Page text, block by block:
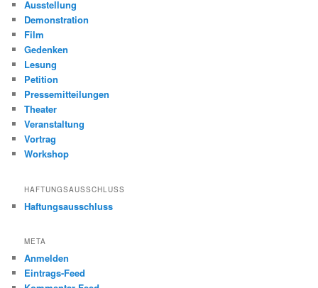
Ausstellung
Demonstration
Film
Gedenken
Lesung
Petition
Pressemitteilungen
Theater
Veranstaltung
Vortrag
Workshop
HAFTUNGSAUSSCHLUSS
Haftungsausschluss
META
Anmelden
Eintrags-Feed